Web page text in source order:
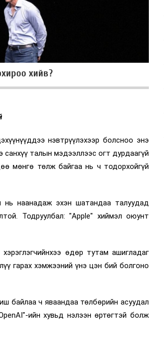
хийв?
нэвтрүүлэхээр болсноо энэ
талын мэдээллээс огт дурдаагүй
мөнгө төлж байгаа нь ч тодорхойгүй
нь наанадаж эхэн шатандаа талуудад
Тодруулбал: "Apple" хиймэл оюунт
өдөр тутам ашигладаг
гарах хэмжээний үнэ цэн бий болгоно
байлаа ч яваандаа төлбөрийн асуудал
ийн хувьд нэлээн өртөгтэй болж